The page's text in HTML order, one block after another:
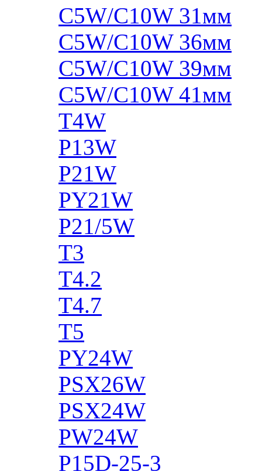
C5W/C10W 31мм
C5W/C10W 36мм
C5W/C10W 39мм
C5W/C10W 41мм
T4W
P13W
P21W
PY21W
P21/5W
T3
T4.2
T4.7
T5
PY24W
PSX26W
PSX24W
PW24W
P15D-25-3